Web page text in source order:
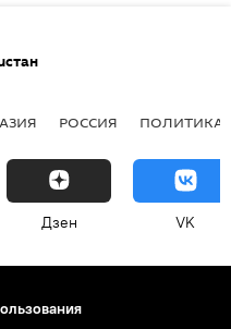
РОССИЯ ПОЛИТИКА
Дзен VK